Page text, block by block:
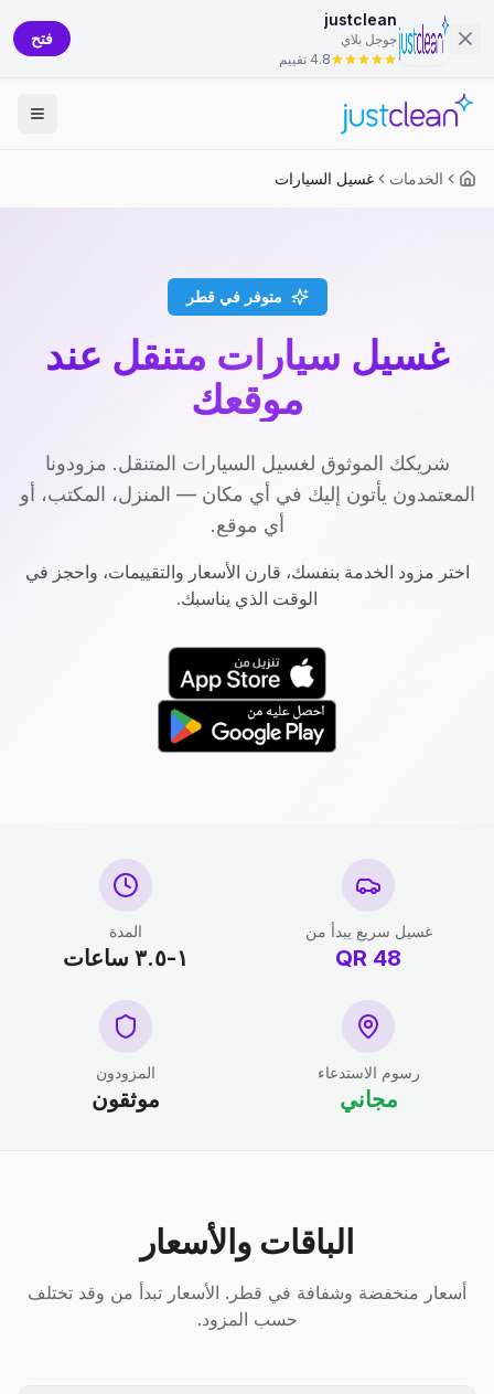
justclean
جوجل بلاي
4.8 تقييم
فتح
الخدمات غسيل السيارات
متوفر في قطر
غسيل سيارات متنقل عند
موقعك
شريكك الموثوق لغسيل السيارات المتنقل. مزودونا
المعتمدون يأتون إليك في أي مكان — المنزل، المكتب، أو
أي موقع.
اختر مزود الخدمة بنفسك، قارن الأسعار والتقييمات، واحجز في
الوقت الذي يناسبك.
غسيل سريع يبدأ من
48
QR
المدة
١-٣.٥ ساعات
رسوم الاستدعاء
مجاني
المزودون
موثقون
الباقات والأسعار
أسعار منخفضة وشفافة في قطر. الأسعار تبدأ من وقد تختلف
حسب المزود.